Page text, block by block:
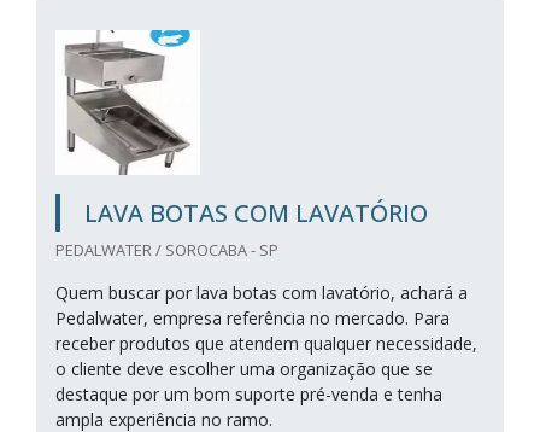
LAVA BOTAS COM LAVATÓRIO
PEDALWATER / SOROCABA - SP
Quem buscar por lava botas com lavatório, achará a
Pedalwater, empresa referência no mercado. Para
receber produtos que atendem qualquer necessidade,
o cliente deve escolher uma organização que se
destaque por um bom suporte pré-venda e tenha
ampla experiência no ramo.